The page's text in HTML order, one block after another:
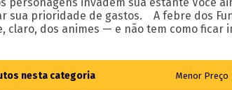
sua prioridade de gastos. A febre dos
claro, dos animes — e não tem como ficar
nesta categoria Menor Preço